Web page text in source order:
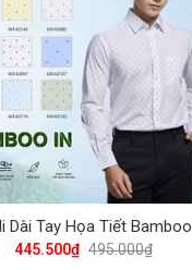
445.500₫ 495.000₫